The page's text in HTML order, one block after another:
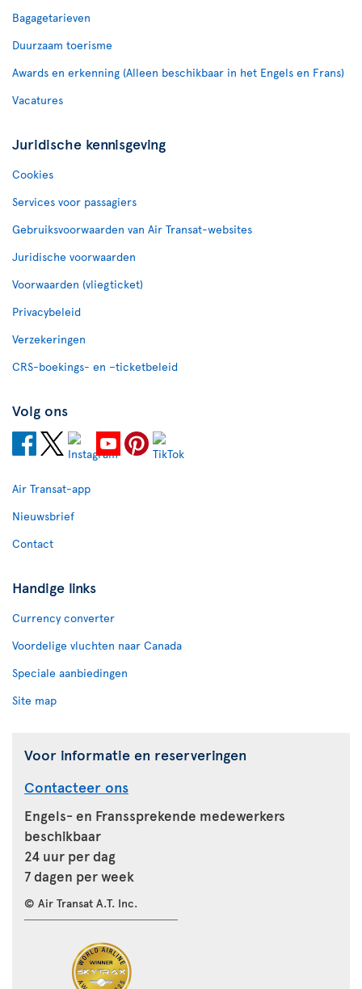
Bagagetarieven
Duurzaam toerisme
Awards en erkenning (Alleen beschikbaar in het Engels en Frans)
Vacatures
Juridische kennisgeving
Cookies
Services voor passagiers
Gebruiksvoorwaarden van Air Transat-websites
Juridische voorwaarden
Voorwaarden (vliegticket)
Privacybeleid
Verzekeringen
CRS-boekings- en –ticketbeleid
Volg ons
Air Transat-app
Nieuwsbrief
Contact
Handige links
Currency converter
Voordelige vluchten naar Canada
Speciale aanbiedingen
Site map
Voor informatie en reserveringen
Contacteer ons
Engels- en Franssprekende medewerkers
beschikbaar
24 uur per dag
7 dagen per week
© Air Transat A.T. Inc.